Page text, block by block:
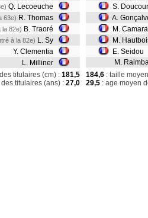
Q. Lecoeuche
63e) R. Thomas
la 82e) B. Traoré
à la 82e) L. Sy
Y. Clementia
L. Milliner
S.
A.
M. Camara
M.
E. Seidou
M.
titulaires (cm) : 181,5
titulaires (ans) : 27,0
184,6 : taille
29,5 : age moyen